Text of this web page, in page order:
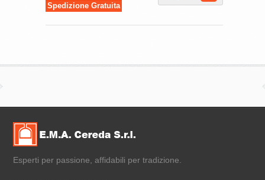
Spedizione Gratuita
Esperti per passione, affidabili per tradizione.